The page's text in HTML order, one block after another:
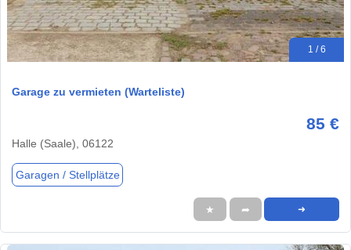
1 / 6
Garage zu vermieten (Warteliste)
85 €
Halle (Saale), 06122
Garagen / Stellplätze
★ ➦ ➜